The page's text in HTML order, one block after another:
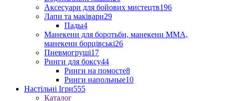
Аксесуари для бойових мистецтв196
Лапи та маківари29
Пады4
Манекени для боротьби, манекени ММА,
манекени борцівські26
Пневмогруші17
Ринги для боксу44
Ринги на помосте8
Ринги напольные10
Настільні Ігри555
Каталог